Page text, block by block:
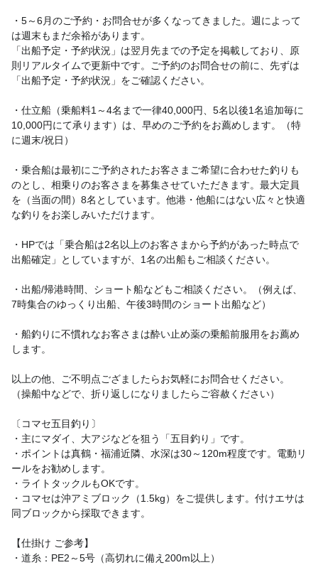
・5～6月のご予約・お問合せが多くなってきました。週によって
は週末もまだ余裕があります。
「出船予定・予約状況」は翌月先までの予定を掲載しており、原
則リアルタイムで更新中です。ご予約のお問合せの前に、先ずは
「出船予定・予約状況」をご確認ください。
・仕立船（乗船料1～4名まで一律40,000円、5名以後1名追加毎に
10,000円にて承ります）は、早めのご予約をお薦めします。（特
に週末/祝日）
・乗合船は最初にご予約されたお客さまご希望に合わせた釣りも
のとし、相乗りのお客さまを募集させていただきます。最大定員
を（当面の間）8名としています。他港・他船にはない広々と快適
な釣りをお楽しみいただけます。
・HPでは「乗合船は2名以上のお客さまから予約があった時点で
出船確定」としていますが、1名の出船もご相談ください。
・出船/帰港時間、ショート船などもご相談ください。（例えば、
7時集合のゆっくり出船、午後3時間のショート出船など）
・船釣りに不慣れなお客さまは酔い止め薬の乗船前服用をお薦め
します。
以上の他、ご不明点ござましたらお気軽にお問合せください。
（操船中などで、折り返しになりましたらご容赦ください）
〔コマセ五目釣り〕
・主にマダイ、大アジなどを狙う「五目釣り」です。
・ポイントは真鶴・福浦近隣、水深は30～120m程度です。電動リ
ールをお勧めします。
・ライトタックルもOKです。
・コマセは沖アミブロック（1.5kg）をご提供します。付けエサは
同ブロックから採取できます。
【仕掛け ご参考】
・道糸：PE2～5号（高切れに備え200m以上）